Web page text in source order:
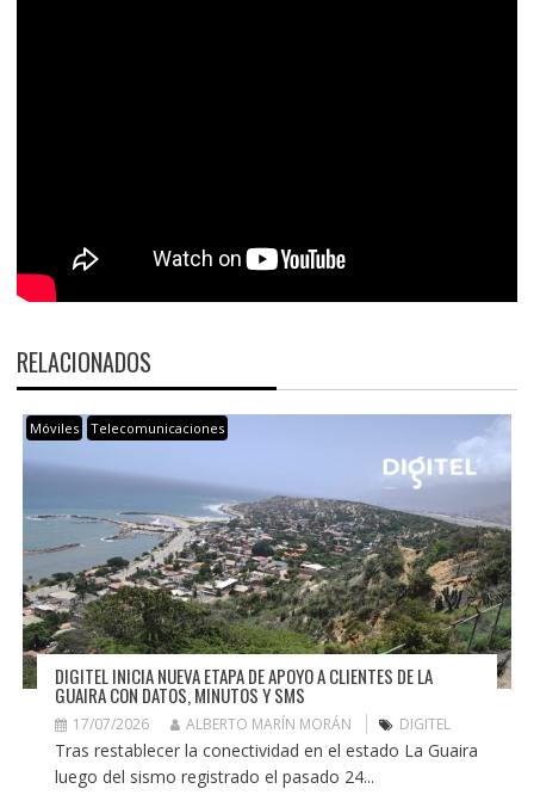
RELACIONADOS
Móviles Telecomunicaciones
DIGITEL INICIA NUEVA ETAPA DE APOYO A CLIENTES DE LA
GUAIRA CON DATOS, MINUTOS Y SMS
17/07/2026 ALBERTO MARÍN MORÁN DIGITEL
Tras restablecer la conectividad en el estado La Guaira
luego del sismo registrado el pasado 24...